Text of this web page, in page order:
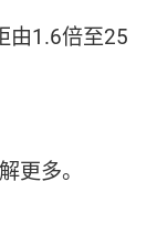
由1.6倍至25
更多。